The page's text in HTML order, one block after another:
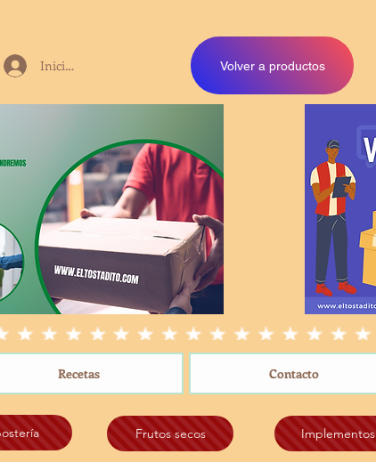
Iniciar sesión Volver a productos
Recetas Contacto
Frutos secos Implementos